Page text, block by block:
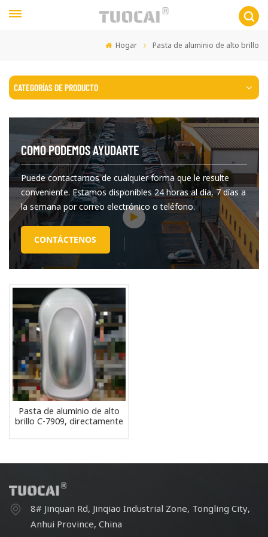
Hogar Pasta de aluminio de alto brillo
CATEGORÍAS DE PRODUCTO
COMO PODEMOS AYUDARTE
Puede contactarnos de cualquier forma que le resulte
conveniente. Estamos disponibles 24 horas al día, 7 días a
la semana por correo electrónico o teléfono.
CONTÁCTENOS
Pasta de aluminio de alto
brillo C-7909, directamente
8# Jinquan Rd, Jinqiao Industrial Zone, Tongling City,
Anhui Province, China